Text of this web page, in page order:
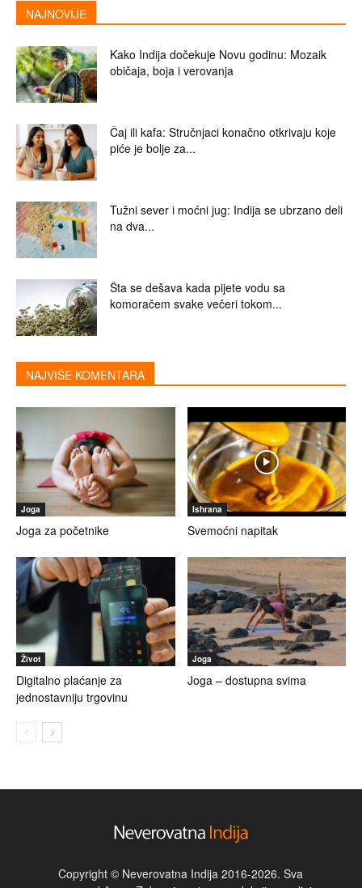
NAJNOVIJE
Kako Indija dočekuje Novu godinu: Mozaik
običaja, boja i verovanja
Čaj ili kafa: Stručnjaci konačno otkrivaju koje
piće je bolje za...
Tužni sever i moćni jug: Indija se ubrzano deli
na dva...
Šta se dešava kada pijete vodu sa
komoračem svake večeri tokom...
NAJVIŠE KOMENTARA
Joga
Joga za početnike
Ishrana
Svemoćni napitak
Život
Digitalno plaćanje za
jednostavniju trgovinu
Joga
Joga – dostupna svima
Copyright © Neverovatna Indija 2016-2026. Sva